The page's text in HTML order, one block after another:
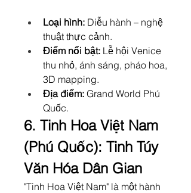
Loại hình: Diễu hành – nghệ
thuật thực cảnh.
Điểm nổi bật: Lễ hội Venice
thu nhỏ, ánh sáng, pháo hoa,
3D mapping.
Địa điểm: Grand World Phú
Quốc.
6. Tinh Hoa Việt Nam
(Phú Quốc): Tinh Túy
Văn Hóa Dân Gian
"Tinh Hoa Việt Nam" là một hành